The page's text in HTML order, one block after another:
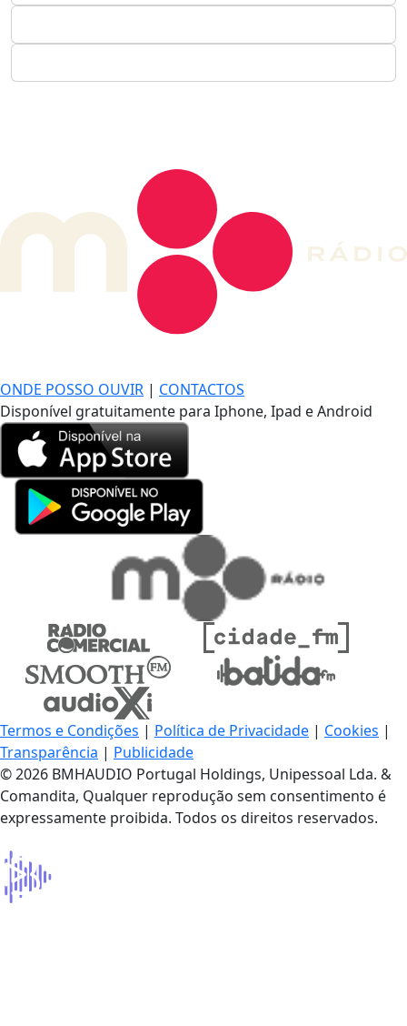
ONDE POSSO OUVIR | CONTACTOS
Disponível gratuitamente para Iphone, Ipad e Android
Termos e Condições | Política de Privacidade | Cookies |
Transparência | Publicidade
© 2026 BMHAUDIO Portugal Holdings, Unipessoal Lda. &
Comandita, Qualquer reprodução sem consentimento é
expressamente proibida. Todos os direitos reservados.